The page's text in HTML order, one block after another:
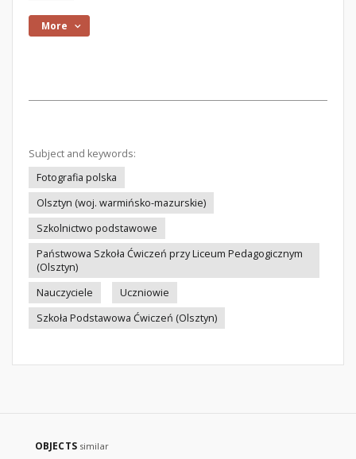
More
Subject and keywords:
Fotografia polska
Olsztyn (woj. warmińsko-mazurskie)
Szkolnictwo podstawowe
Państwowa Szkoła Ćwiczeń przy Liceum Pedagogicznym
(Olsztyn)
Nauczyciele
Uczniowie
Szkoła Podstawowa Ćwiczeń (Olsztyn)
OBJECTS similar